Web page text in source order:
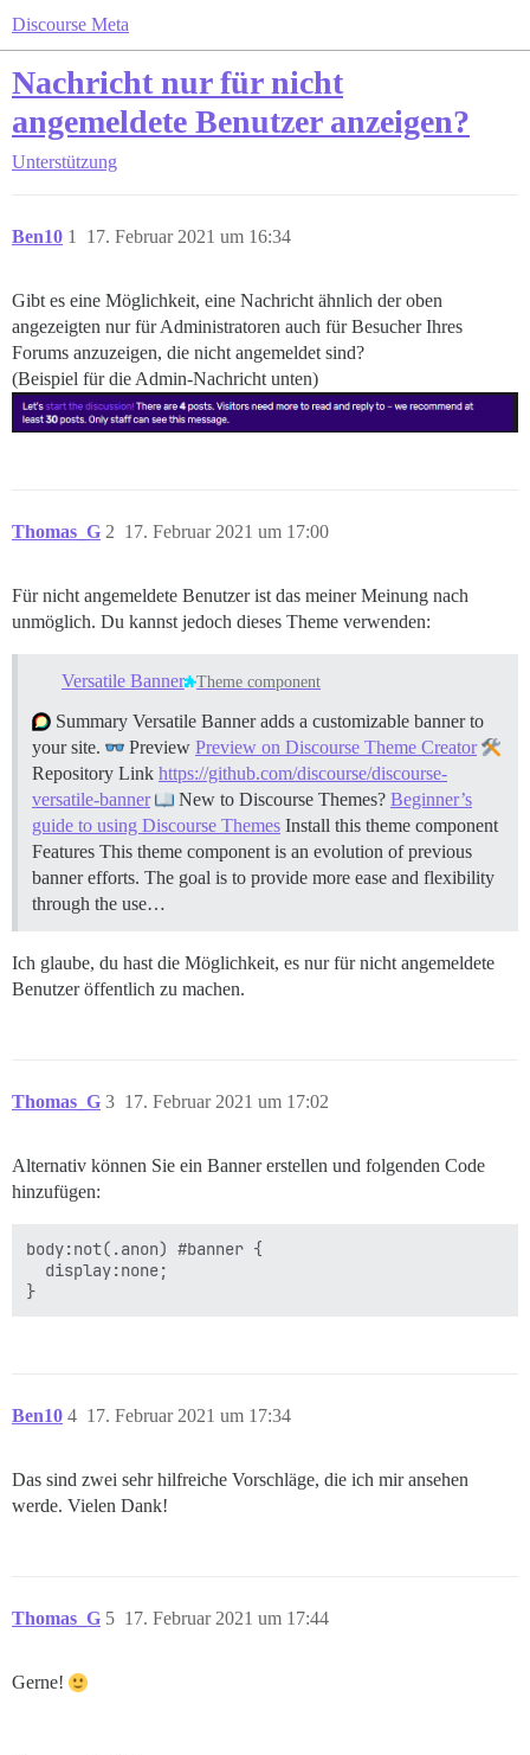
Discourse Meta
Nachricht nur für nicht
angemeldete Benutzer anzeigen?
Unterstützung
Ben10 17. Februar 2021 um 16:34
1
Gibt es eine Möglichkeit, eine Nachricht ähnlich der oben
angezeigten nur für Administratoren auch für Besucher Ihres
Forums anzuzeigen, die nicht angemeldet sind?
(Beispiel für die Admin-Nachricht unten)
Thomas_G 17. Februar 2021 um 17:00
2
Für nicht angemeldete Benutzer ist das meiner Meinung nach
unmöglich. Du kannst jedoch dieses Theme verwenden:
Versatile Banner Theme component
Summary Versatile Banner adds a customizable banner to
your site.
Preview Preview on Discourse Theme Creator
Repository Link https://github.com/discourse/discourse-
versatile-banner
New to Discourse Themes? Beginner’s
guide to using Discourse Themes Install this theme component
Features This theme component is an evolution of previous
banner efforts. The goal is to provide more ease and flexibility
through the use…
Ich glaube, du hast die Möglichkeit, es nur für nicht angemeldete
Benutzer öffentlich zu machen.
Thomas_G 17. Februar 2021 um 17:02
3
Alternativ können Sie ein Banner erstellen und folgenden Code
hinzufügen:
body:not(.anon) #banner {
  display:none;
Ben10 17. Februar 2021 um 17:34
4
Das sind zwei sehr hilfreiche Vorschläge, die ich mir ansehen
werde. Vielen Dank!
Thomas_G 17. Februar 2021 um 17:44
5
Gerne!